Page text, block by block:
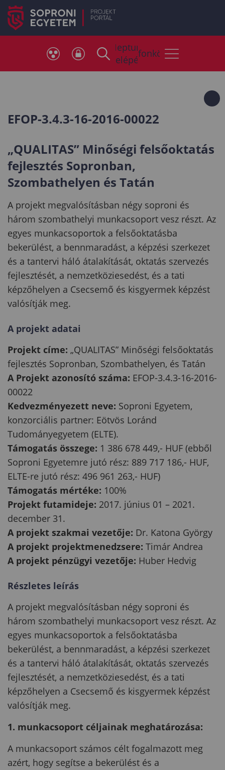
Neptun
belépés
Telefonkönyv
EFOP-3.4.3-16-2016-00022
„QUALITAS” Minőségi felsőoktatás
fejlesztés Sopronban,
Szombathelyen és Tatán
A projekt megvalósításban négy soproni és
három szombathelyi munkacsoport vesz részt. Az
egyes munkacsoportok a felsőoktatásba
bekerülést, a bennmaradást, a képzési szerkezet
és a tantervi háló átalakítását, oktatás szervezés
fejlesztését, a nemzetköziesedést, és a tati
képzőhelyen a Csecsemő és kisgyermek képzést
valósítják meg.
A projekt adatai
Projekt címe: „QUALITAS” Minőségi felsőoktatás
fejlesztés Sopronban, Szombathelyen, és Tatán
A Projekt azonosító száma: EFOP-3.4.3-16-2016-
00022
Kedvezményezett neve: Soproni Egyetem,
konzorciális partner: Eötvös Loránd
Tudományegyetem (ELTE).
Támogatás összege: 1 386 678 449,- HUF (ebből
Soproni Egyetemre jutó rész: 889 717 186,- HUF,
ELTE-re jutó rész: 496 961 263,- HUF)
Támogatás mértéke: 100%
Projekt futamideje: 2017. június 01 – 2021.
december 31.
A projekt szakmai vezetője: Dr. Katona György
A projekt projektmenedzsere: Timár Andrea
A projekt pénzügyi vezetője: Huber Hedvig
Részletes leírás
A projekt megvalósításban négy soproni és
három szombathelyi munkacsoport vesz részt. Az
egyes munkacsoportok a felsőoktatásba
bekerülést, a bennmaradást, a képzési szerkezet
és a tantervi háló átalakítását, oktatás szervezés
fejlesztését, a nemzetköziesedést, és a tati
képzőhelyen a Csecsemő és kisgyermek képzést
valósítják meg.
1. munkacsoport céljainak meghatározása:
A munkacsoport számos célt fogalmazott meg
azért, hogy segítse a bekerülést és a